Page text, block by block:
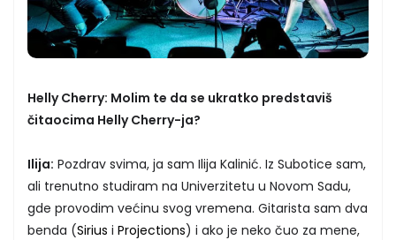
Helly Cherry: Molim te da se ukratko predstaviš
čitaocima Helly Cherry-ja?
Ilija: Pozdrav svima, ja sam Ilija Kalinić. Iz Subotice sam,
ali trenutno studiram na Univerzitetu u Novom Sadu,
gde provodim većinu svog vremena. Gitarista sam dva
benda (Sirius i Projections) i ako je neko čuo za mene,